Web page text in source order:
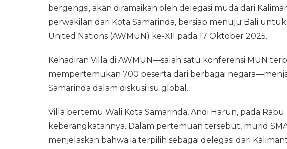
bergengsi, akan diramaikan oleh delegasi muda dari
perwakilan dari Kota Samarinda, bersiap menuju Bali
United Nations (AWMUN) ke-XII pada 17 Oktober 2025.
Kehadiran Villa di AWMUN—salah satu konferensi MUN
mempertemukan 700 peserta dari berbagai
Samarinda dalam diskusi isu global.
Villa bertemu Wali Kota Samarinda, Andi Harun, pada
keberangkatannya. Dalam pertemuan tersebut, murid
menjelaskan bahwa ia terpilih sebagai delegasi dari